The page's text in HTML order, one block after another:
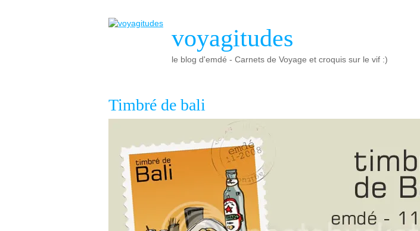
voyagitudes
le blog d'emdé - Carnets de Voyage et croquis sur le vif :)
Timbré de bali